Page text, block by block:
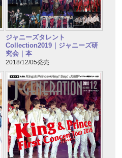
ジャニーズタレント
Collection2019｜ジャニーズ研
究会｜本
2018/12/05発売